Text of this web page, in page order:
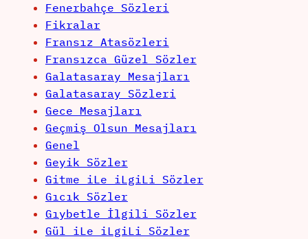
Fenerbahçe Sözleri
Fikralar
Fransız Atasözleri
Fransızca Güzel Sözler
Galatasaray Mesajları
Galatasaray Sözleri
Gece Mesajları
Geçmiş Olsun Mesajları
Genel
Geyik Sözler
Gitme iLe iLgiLi Sözler
Gıcık Sözler
Gıybetle İlgili Sözler
Gül iLe iLgiLi Sözler